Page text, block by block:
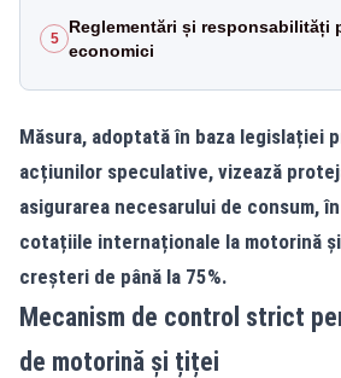
5
Reglementări și responsabilități
economici
Măsura, adoptată în baza legislației
acțiunilor speculative, vizează
asigurarea necesarului de consum,
cotațiile internaționale la motorină
creșteri de până la 75%.
Mecanism de control strict
de motorină și țiței